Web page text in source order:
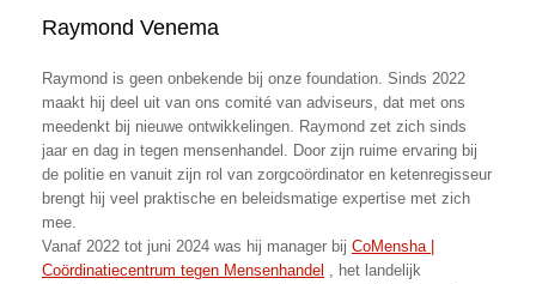
Raymond Venema
Raymond is geen onbekende bij onze foundation. Sinds 2022
maakt hij deel uit van ons comité van adviseurs, dat met ons
meedenkt bij nieuwe ontwikkelingen. Raymond zet zich sinds
jaar en dag in tegen mensenhandel. Door zijn ruime ervaring bij
de politie en vanuit zijn rol van zorgcoördinator en ketenregisseur
brengt hij veel praktische en beleidsmatige expertise met zich
mee.
Vanaf 2022 tot juni 2024 was hij manager bij CoMensha |
Coördinatiecentrum tegen Mensenhandel , het landelijk